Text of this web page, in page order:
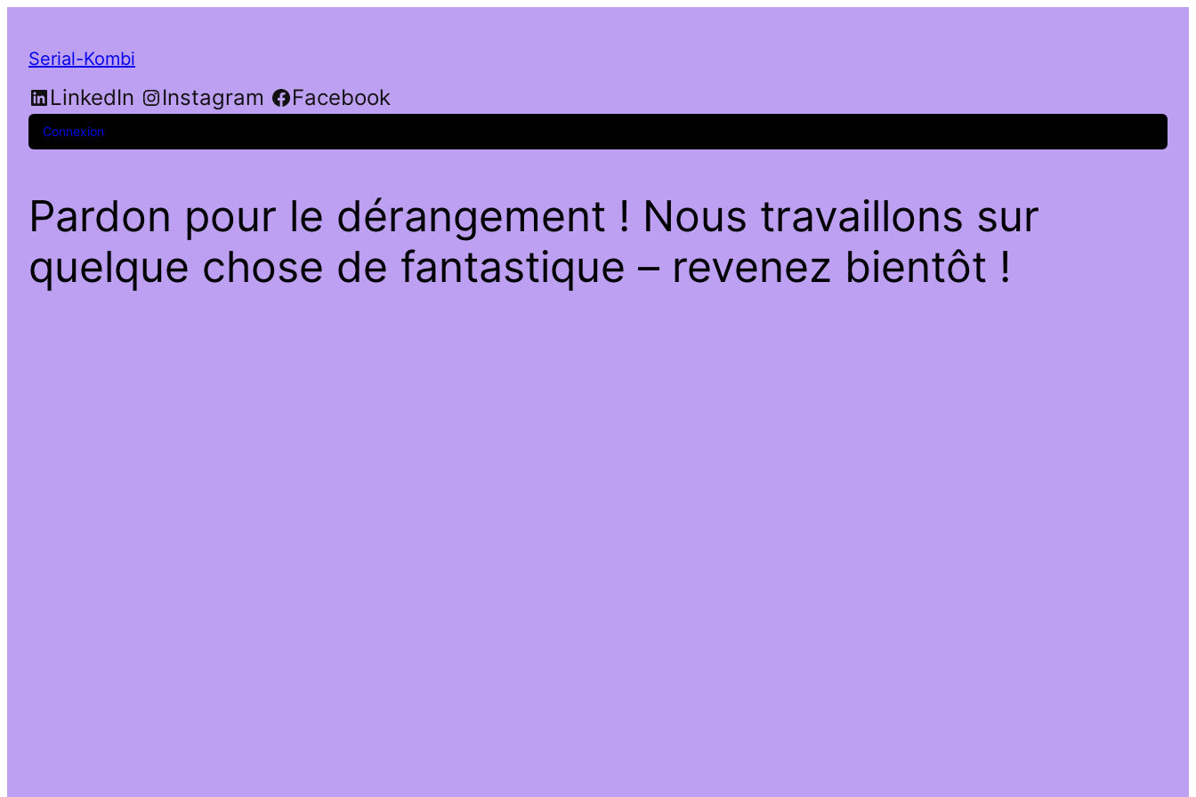
Serial-Kombi
LinkedIn Instagram Facebook
Connexion
Pardon pour le dérangement ! Nous travaillons sur
quelque chose de fantastique – revenez bientôt !